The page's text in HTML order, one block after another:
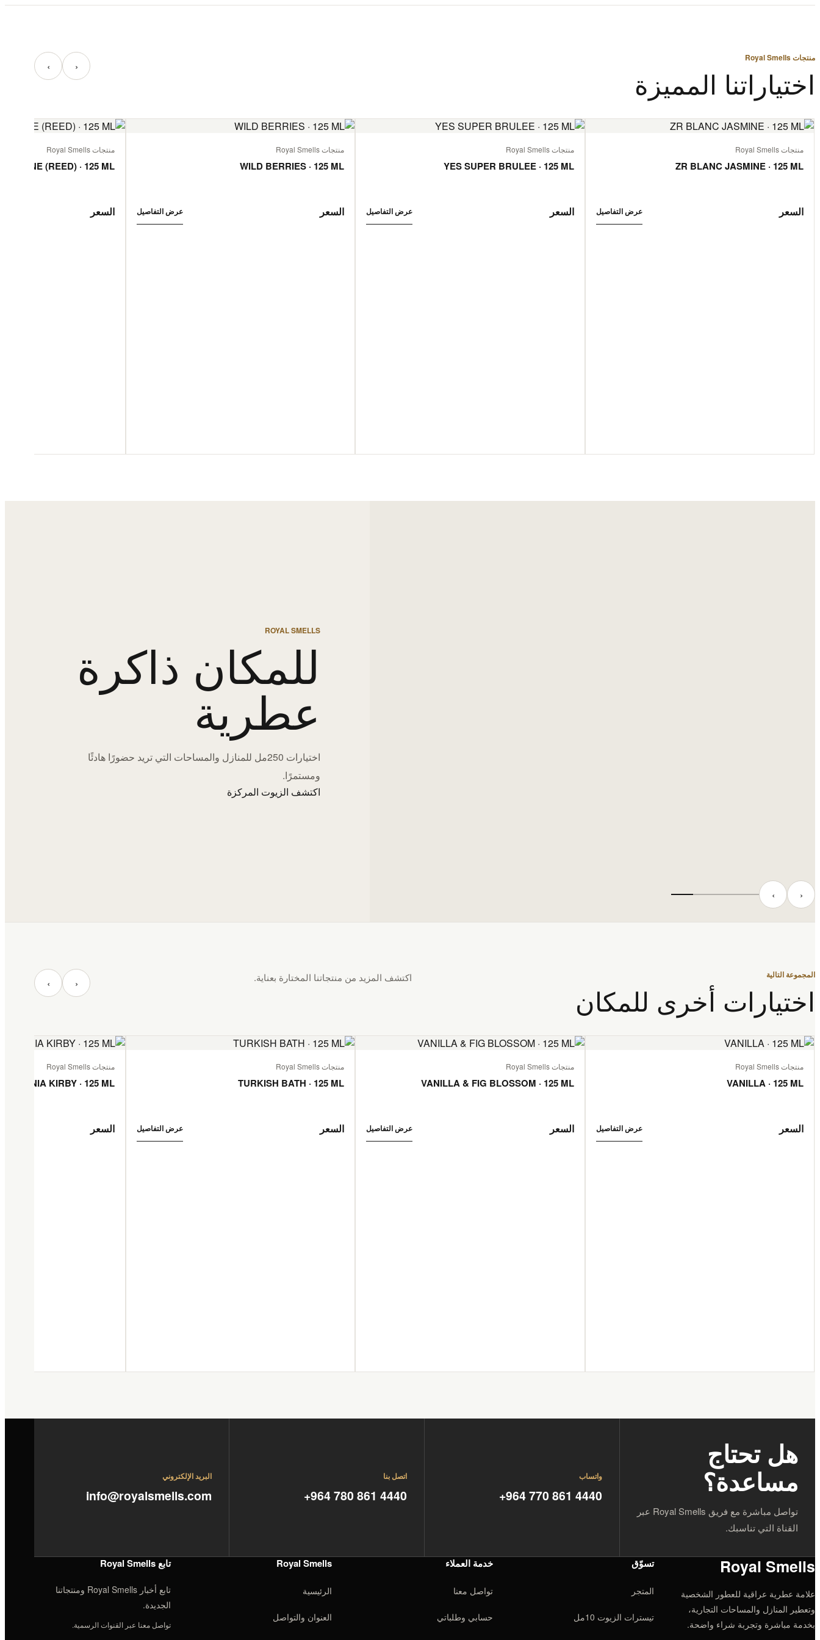
منتجات Royal Smells
اختياراتنا المميزة ‹ ›
منتجات Royal Smells
ZR BLANC JASMINE · 125 ML
السعر عرض التفاصيل
منتجات Royal Smells
YES SUPER BRULEE · 125 ML
السعر عرض التفاصيل
منتجات Royal Smells
WILD BERRIES · 125 ML
السعر عرض التفاصيل
منتجات Royal Smells
(REED) · 125 ML
السعر
ROYAL SMELLS
للمكان ذاكرة
عطرية
اختيارات 250مل للمنازل والمساحات التي تريد حضورًا هادئًا
ومستمرًا.
اكتشف الزيوت المركزة
‹ ›
المجموعة التالية
اختيارات أخرى للمكان
اكتشف المزيد من منتجاتنا المختارة بعناية. ‹ ›
منتجات Royal Smells
VANILLA · 125 ML
السعر عرض التفاصيل
منتجات Royal Smells
VANILLA & FIG BLOSSOM · 125 ML
السعر عرض التفاصيل
منتجات Royal Smells
TURKISH BATH · 125 ML
السعر عرض التفاصيل
منتجات Royal Smells
TANZANIA KIRBY · 125 ML
السعر
هل تحتاج
مساعدة؟
تواصل مباشرة مع فريق Royal Smells عبر
القناة التي تناسبك.
واتساب
+964 770 861 4440
اتصل بنا
+964 780 861 4440
البريد الإلكتروني
info@royalsmells.com
Royal Smells
علامة عطرية عراقية للعطور الشخصية
وتعطير المنازل والمساحات التجارية،
بخدمة مباشرة وتجربة شراء واضحة.
تسوّق
المتجر
تيسترات الزيوت 10مل
خدمة العملاء
تواصل معنا
حسابي وطلباتي
Royal Smells
الرئيسية
العنوان والتواصل
تابع Royal Smells
تابع أخبار Royal Smells ومنتجاتنا
الجديدة.
تواصل معنا عبر القنوات الرسمية.